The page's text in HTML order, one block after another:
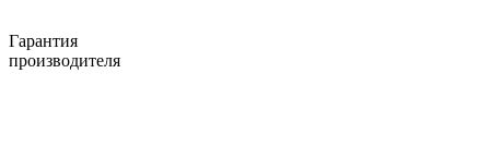
Гарантия
производителя